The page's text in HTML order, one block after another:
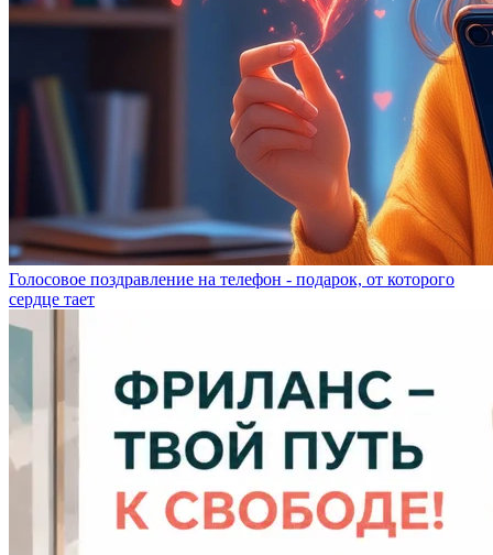
Голосовое поздравление на телефон - подарок, от которого
сердце тает